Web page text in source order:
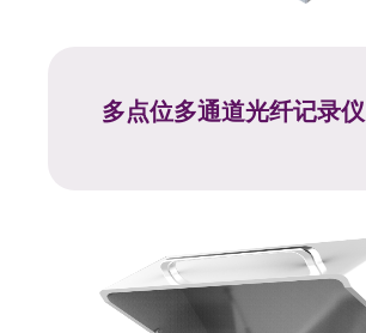
多点位多通道光纤记录仪